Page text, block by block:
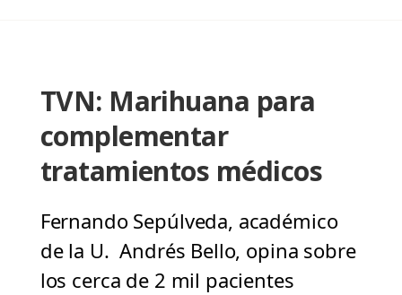
TVN: Marihuana para
complementar
tratamientos médicos
Fernando Sepúlveda, académico
de la U. Andrés Bello, opina sobre
los cerca de 2 mil pacientes